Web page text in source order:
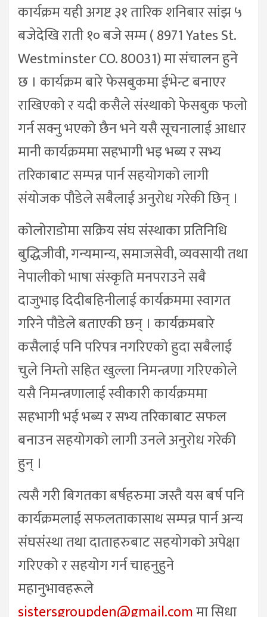
कार्यक्रम यही अगष्ट ३१ तारिक शनिबार सांझ ५
बजेदेखि राती १० बजे सम्म ( 8971 Yates St.
Westminster CO. 80031) मा संचालन हुने
छ । कार्यक्रम बारे फेसबुकमा ईभेन्ट बनाएर
राखिएको र यदी कसैले संस्थाको फेसबुक फलो
गर्न सक्नु भएको छैन भने यसै सूचनालाई आधार
मानी कार्यक्रममा सहभागी भइ भब्य र सभ्य
तरिकाबाट सम्पन्न पार्न सहयोगको लागी
संयोजक पौडेले सबैलाई अनुरोध गरेकी छिन् ।
कोलोराडोमा सक्रिय संघ संस्थाका प्रतिनिधि
बुद्धिजीवी, गन्यमान्य, समाजसेवी, व्यवसायी तथा
नेपालीको भाषा संस्कृति मनपराउने सबै
दाजुभाइ दिदीबहिनीलाई कार्यक्रममा स्वागत
गरिने पौडेले बताएकी छन् । कार्यक्रमबारे
कसैलाई पनि परिपत्र नगरिएको हुदा सबैलाई
चुले निम्तो सहित खुल्ला निमन्त्रणा गरिएकोले
यसै निमन्त्रणालाई स्वीकारी कार्यक्रममा
सहभागी भई भब्य र सभ्य तरिकाबाट सफल
बनाउन सहयोगको लागी उनले अनुरोध गरेकी
हुन् ।
त्यसै गरी बिगतका बर्षहरुमा जस्तै यस बर्ष पनि
कार्यक्रमलाई सफलताकासाथ सम्पन्न पार्न अन्य
संघसंस्था तथा दाताहरुबाट सहयोगको अपेक्षा
गरिएको र सहयोग गर्न चाहनुहुने
महानुभावहरूले